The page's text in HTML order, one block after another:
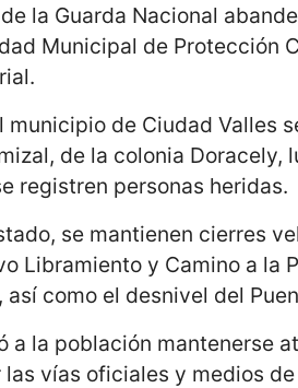
la Guarda Nacional
Municipal de Protección
municipio de Ciudad Valles
de la colonia Doracely,
registren personas heridas.
se mantienen cierres
Libramiento y Camino a la
así como el desnivel del
a la población mantenerse
vías oficiales y medios